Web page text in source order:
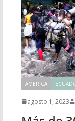
AMERICA
agosto 1, 2023